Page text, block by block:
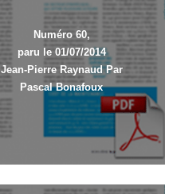
Numéro 60,
paru le 01/07/2014
Jean-Pierre Raynaud Par
Pascal Bonafoux